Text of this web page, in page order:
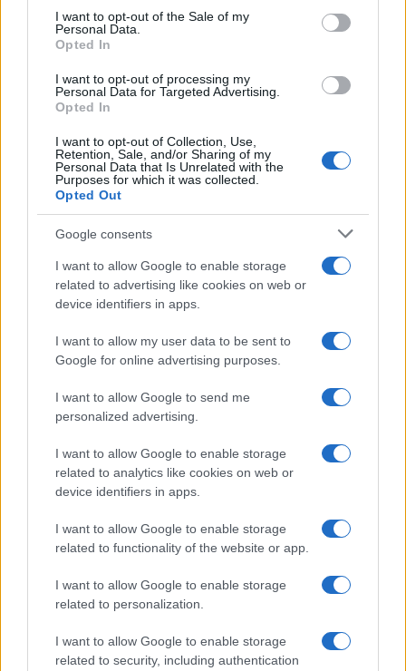
consent section.
I want to opt-out of the Sale of my
Personal Data.
Opted In
I want to opt-out of processing my
Personal Data for Targeted Advertising.
Opted In
I want to opt-out of Collection, Use,
Retention, Sale, and/or Sharing of my
Personal Data that Is Unrelated with the
Purposes for which it was collected.
Opted Out
Google consents
I want to allow Google to enable storage
related to advertising like cookies on web or
device identifiers in apps.
I want to allow my user data to be sent to
Google for online advertising purposes.
I want to allow Google to send me
personalized advertising.
I want to allow Google to enable storage
related to analytics like cookies on web or
device identifiers in apps.
I want to allow Google to enable storage
related to functionality of the website or app.
I want to allow Google to enable storage
related to personalization.
I want to allow Google to enable storage
related to security, including authentication
l’inaugurazione
Andrea Mura conquista Palau: grande
partecipazione per il suo racconto
Calangianus, allarme sul centro accoglienza
minori, Albieri: “Episodi gravissimi”
Gallura, finti clienti svuotano le suite: furto da
50mila nel resort
Meteo Olbia 7 agosto, sole e caldo tornano
protagonisti
Test tunnel Olbia: rampe chiuse ancora fino a
fine agosto
Aggius conquista la classifica delle mete più
amate dell’estate 2026